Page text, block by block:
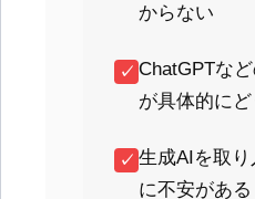
からない
✓ ChatGPTな
が具体的に
✓ 生成AIを取
に不安がある